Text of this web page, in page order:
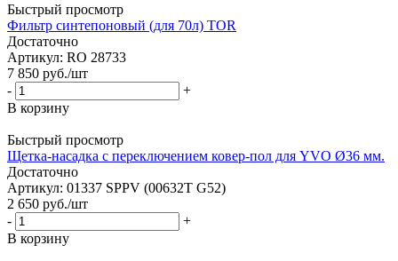
Быстрый просмотр
Фильтр синтепоновый (для 70л) TOR
Достаточно
Артикул: RO 28733
7 850 руб./шт
-
+
В корзину
Быстрый просмотр
Щетка-насадка с переключением ковер-пол для YVO Ø36 мм.
Достаточно
Артикул: 01337 SPPV (00632T G52)
2 650 руб./шт
-
+
В корзину